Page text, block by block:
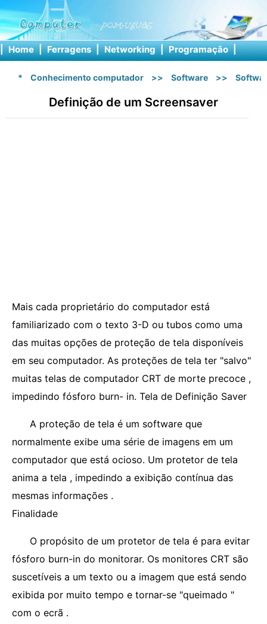
| Home | Ferragens | Networking | Programação |
* Conhecimento computador >> Software >>
Definição de um Screensaver
Mais cada proprietário do computador está
familiarizado com o texto 3-D ou tubos como uma
das muitas opções de proteção de tela disponíveis
em seu computador. As proteções de tela ter "salvo"
muitas telas de computador CRT de morte precoce ,
impedindo fósforo burn- in. Tela de Definição Saver
A proteção de tela é um software que
normalmente exibe uma série de imagens em um
computador que está ocioso. Um protetor de tela
anima a tela , impedindo a exibição contínua das
mesmas informações .
Finalidade
O propósito de um protetor de tela é para evitar
fósforo burn-in do monitorar. Os monitores CRT são
suscetíveis a um texto ou a imagem que está sendo
exibida por muito tempo e tornar-se "queimado "
com o ecrã .